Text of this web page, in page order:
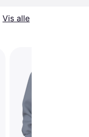
Vis alle